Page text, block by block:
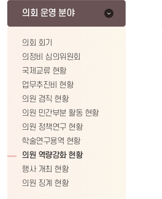
의회 운영 분야
의회 회기
의정비 심의위원회
국제교류 현황
업무추진비 현황
의원 겸직 현황
의원 민간부분 활동 현황
의원 정책연구 현황
학술연구용역 현황
의원 역량강화 현황
행사 개최 현황
의원 징계 현황